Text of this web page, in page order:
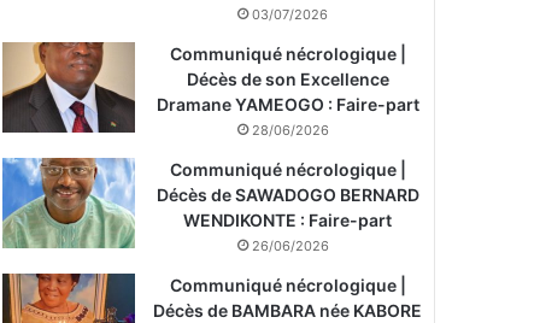
03/07/2026
Communiqué nécrologique |
Décès de son Excellence
Dramane YAMEOGO : Faire-part
28/06/2026
Communiqué nécrologique |
Décès de SAWADOGO BERNARD
WENDIKONTE : Faire-part
26/06/2026
Communiqué nécrologique |
Décès de BAMBARA née KABORE